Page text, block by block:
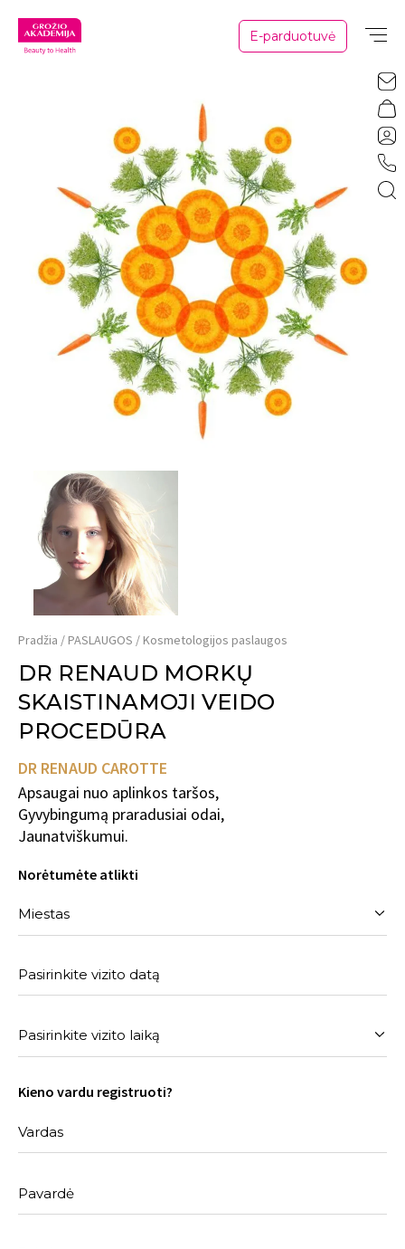
E-parduotuvė
Pradžia PASLAUGOS Kosmetologijos paslaugos
DR RENAUD MORKŲ
SKAISTINAMOJI VEIDO
PROCEDŪRA
DR RENAUD CAROTTE
Apsaugai nuo aplinkos taršos,
Gyvybingumą praradusiai odai,
Jaunatviškumui.
Norėtumėte atlikti
Pasirinkite vizito datą
Kieno vardu registruoti?
Vardas
Pavardė